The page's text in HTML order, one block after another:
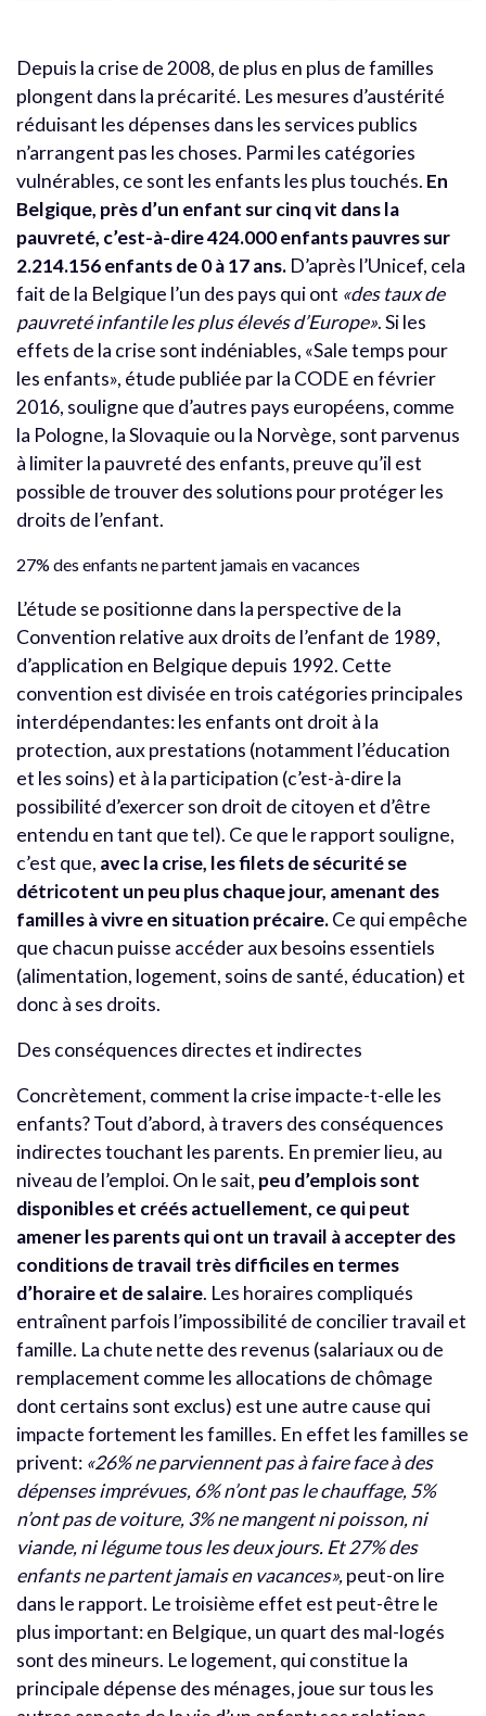
Depuis la crise de 2008, de plus en plus de familles
plongent dans la précarité. Les mesures d’austérité
réduisant les dépenses dans les services publics
n’arrangent pas les choses. Parmi les catégories
vulnérables, ce sont les enfants les plus touchés. En
Belgique, près d’un enfant sur cinq vit dans la
pauvreté, c’est-à-dire 424.000 enfants pauvres sur
2.214.156 enfants de 0 à 17 ans. D’après l’Unicef, cela
fait de la Belgique l’un des pays qui ont «des taux de
pauvreté infantile les plus élevés d’Europe». Si les
effets de la crise sont indéniables, «Sale temps pour
les enfants», étude publiée par la CODE en février
2016, souligne que d’autres pays européens, comme
la Pologne, la Slovaquie ou la Norvège, sont parvenus
à limiter la pauvreté des enfants, preuve qu’il est
possible de trouver des solutions pour protéger les
droits de l’enfant.
27% des enfants ne partent jamais en vacances
L’étude se positionne dans la perspective de la
Convention relative aux droits de l’enfant de 1989,
d’application en Belgique depuis 1992. Cette
convention est divisée en trois catégories principales
interdépendantes: les enfants ont droit à la
protection, aux prestations (notamment l’éducation
et les soins) et à la participation (c’est-à-dire la
possibilité d’exercer son droit de citoyen et d’être
entendu en tant que tel). Ce que le rapport souligne,
c’est que, avec la crise, les filets de sécurité se
détricotent un peu plus chaque jour, amenant des
familles à vivre en situation précaire.Ce qui empêche
que chacun puisse accéder aux besoins essentiels
(alimentation, logement, soins de santé, éducation) et
donc à ses droits.
Des conséquences directes et indirectes
Concrètement, comment la crise impacte-t-elle les
enfants? Tout d’abord, à travers des conséquences
indirectes touchant les parents. En premier lieu, au
niveau de l’emploi. On le sait, peu d’emplois sont
disponibles et créés actuellement, ce qui peut
amener les parents qui ont un travail à accepter des
conditions de travail très difficiles en termes
d’horaire et de salaire. Les horaires compliqués
entraînent parfois l’impossibilité de concilier travail et
famille. La chute nette des revenus (salariaux ou de
remplacement comme les allocations de chômage
dont certains sont exclus) est une autre cause qui
impacte fortement les familles. En effet les familles se
privent: «26% ne parviennent pas à faire face à des
dépenses imprévues, 6% n’ont pas le chauffage, 5%
n’ont pas de voiture, 3% ne mangent ni poisson, ni
viande, ni légume tous les deux jours. Et 27% des
enfants ne partent jamais en vacances»,peut-on lire
dans le rapport. Le troisième effet est peut-être le
plus important: en Belgique, un quart des mal-logés
sont des mineurs. Le logement, qui constitue la
principale dépense des ménages, joue sur tous les